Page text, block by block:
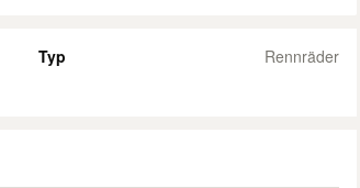
Typ
Rennräder